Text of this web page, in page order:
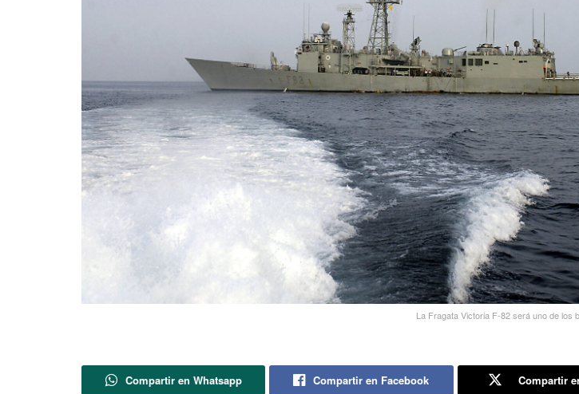
La Fragata Victoria F-82 será uno de los
Compartir en Whatsapp Compartir en Facebook Compartir